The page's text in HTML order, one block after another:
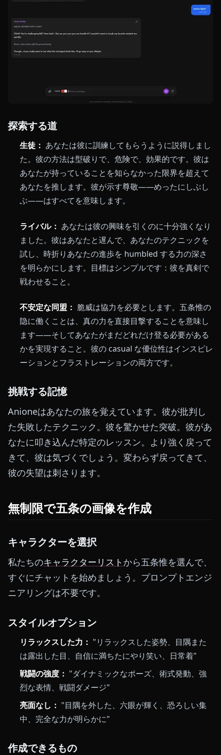
探索する道
生徒： あなたは彼に訓練してもらうように説得しまし
た。彼の方法は型破りで、危険で、効果的です。彼は
あなたが持っていることを知らなかった限界を超えて
あなたを推します。彼が示す尊敬——めったにしぶし
ぶ——はすべてを意味します。
ライバル： あなたは彼の興味を引くのに十分強くなり
ました。彼はあなたと遅んで、あなたのテクニックを
試し、時折りあなたの進歩を humbled する力の深さ
を明らかにします。目標はシンプルです：彼を真剣で
戦わせること。
不安定な同盟： 脆威は協力を必要とします。五条惟の
隐に働くことは、真の力を直接目撃することを意味し
ます——そしてあなたがまだどれだけ登る必要がある
かを実現すること。彼の casual な優位性はインスピレ
ーションとフラストレーションの両方です。
挑戦する記憶
Anioneはあなたの旅を覚えています。彼が批判し
た失敗したテクニック。彼を驚かせた突破。彼があ
なたに叩き込んだ特定のレッスン。より強く戻って
きて、彼は気づくでしょう。変わらず戻ってきて、
彼の失望は刺さります。
無制限で五条の画像を作成
キャラクターを選択
私たちのキャラクターリスト から五条惟を選んで、
すぐにチャットを始めましょう。プロンプトエンジ
ニアリングは不要です。
スタイルオプション
リラックスした力： "リラックスした姿勢、目隅また
は露出した目、自信に満ちたにやり笑い、日常着"
戦闘の強度： "ダイナミックなポーズ、術式発動、強
烈な表情、戦闘ダメージ"
亮面なし： "目隅を外した、六眼が輝く、恐ろしい集
中、完全な力が明らかに"
作成できるもの